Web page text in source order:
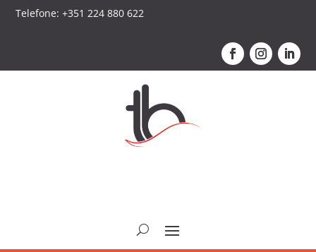
Telefone: +351 224 880 622